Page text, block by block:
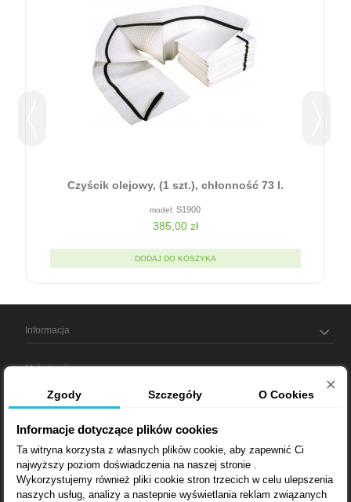
Czyścik olejowy, (1 szt.), chłonność 73 l.
S1900
385,00 zł
DODAJ DO KOSZYKA
Informacja
Moje konto
Informacja o sklepie
Bądź na bieżąco
Zgody Szczegóły O Cookies
Informacje dotyczące plików cookies
Ta witryna korzysta z własnych plików cookie, aby zapewnić Ci
najwyższy poziom doświadczenia na naszej stronie .
Wykorzystujemy również pliki cookie stron trzecich w celu ulepszenia
naszych usług, analizy a nastepnie wyświetlania reklam związanych